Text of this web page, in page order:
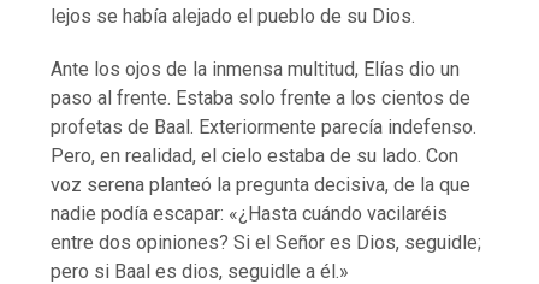
lejos se había alejado el pueblo de su Dios.
Ante los ojos de la inmensa multitud, Elías dio un
paso al frente. Estaba solo frente a los cientos de
profetas de Baal. Exteriormente parecía indefenso.
Pero, en realidad, el cielo estaba de su lado. Con
voz serena planteó la pregunta decisiva, de la que
nadie podía escapar: «¿Hasta cuándo vacilaréis
entre dos opiniones? Si el Señor es Dios, seguidle;
pero si Baal es dios, seguidle a él.»